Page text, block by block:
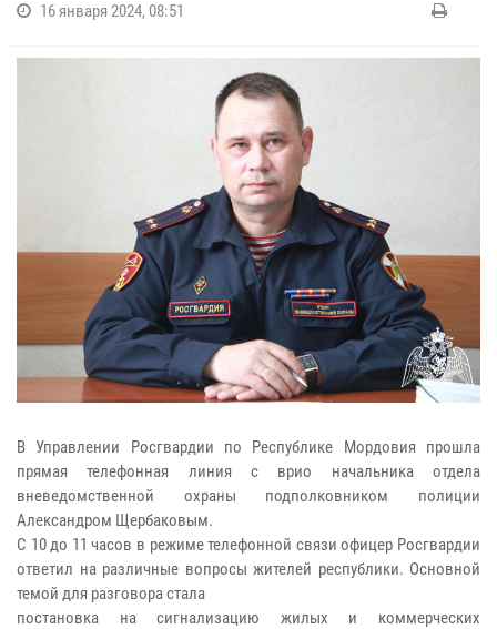
16 января 2024, 08:51
В Управлении Росгвардии по Республике Мордовия прошла
прямая телефонная линия с врио начальника отдела
вневедомственной охраны подполковником полиции
Александром Щербаковым.
С 10 до 11 часов в режиме телефонной связи офицер Росгвардии
ответил на различные вопросы жителей республики. Основной
темой для разговора стала
постановка на сигнализацию жилых и коммерческих